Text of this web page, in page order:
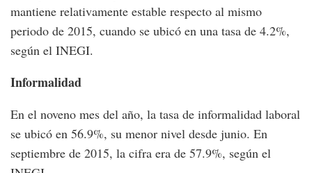
mantiene relativamente estable respecto al mismo
periodo de 2015, cuando se ubicó en una tasa de 4.2%,
según el INEGI.
Informalidad
En el noveno mes del año, la tasa de informalidad laboral
se ubicó en 56.9%, su menor nivel desde junio. En
septiembre de 2015, la cifra era de 57.9%, según el